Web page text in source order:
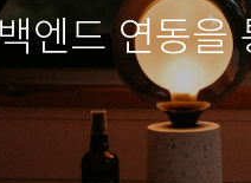
드 연동을